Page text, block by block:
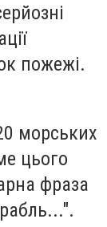
пожежі.
морських
цього
фраза